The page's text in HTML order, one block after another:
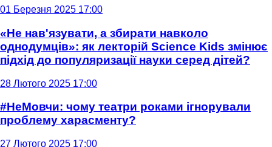
01 Березня 2025 17:00
«Не нав'язувати, а збирати навколо
однодумців»: як лекторій Science Kids змінює
підхід до популяризації науки серед дітей?
28 Лютого 2025 17:00
#НеМовчи: чому театри роками ігнорували
проблему харасменту?
27 Лютого 2025 17:00